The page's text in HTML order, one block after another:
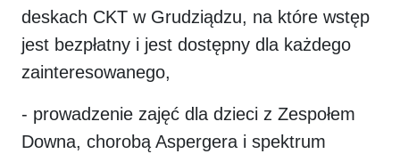
deskach CKT w Grudziądzu, na które wstęp
jest bezpłatny i jest dostępny dla każdego
zainteresowanego,
- prowadzenie zajęć dla dzieci z Zespołem
Downa, chorobą Aspergera i spektrum